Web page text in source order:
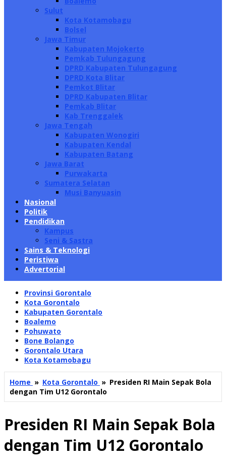
Sulut
Kota Kotamobagu
Bolsel
Jawa Timur
Kabupaten Mojokerto
Pemkab Tulungagung
DPRD Kabupaten Tulungagung
DPRD Kota Blitar
Pemkot Blitar
DPRD Kabupaten Blitar
Pemkab Blitar
Kab Trenggalek
Jawa Tengah
Kabupaten Wonogiri
Kabupaten Kendal
Kabupaten Batang
Jawa Barat
Purwakarta
Sumatera Selatan
Musi Banyuasin
Nasional
Politik
Pendidikan
Kampus
Seni & Sastra
Sains & Teknologi
Peristiwa
Advertorial
Provinsi Gorontalo
Kota Gorontalo
Kabupaten Gorontalo
Boalemo
Pohuwato
Bone Bolango
Gorontalo Utara
Kota Kotamobagu
Home » Kota Gorontalo » Presiden RI Main Sepak Bola
dengan Tim U12 Gorontalo
Presiden RI Main Sepak Bola
dengan Tim U12 Gorontalo